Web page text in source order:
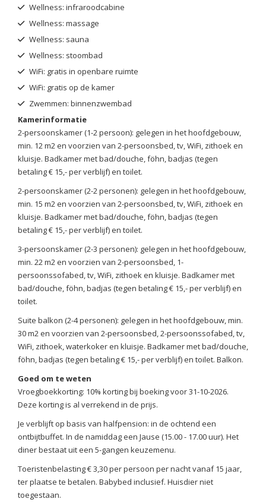
Wellness: infraroodcabine
Wellness: massage
Wellness: sauna
Wellness: stoombad
WiFi: gratis in openbare ruimte
WiFi: gratis op de kamer
Zwemmen: binnenzwembad
Kamerinformatie
2-persoonskamer (1-2 persoon): gelegen in het hoofdgebouw,
min. 12 m2 en voorzien van 2-persoonsbed, tv, WiFi, zithoek en
kluisje. Badkamer met bad/douche, föhn, badjas (tegen
betaling € 15,- per verblijf) en toilet.
2-persoonskamer (2-2 personen): gelegen in het hoofdgebouw,
min. 15 m2 en voorzien van 2-persoonsbed, tv, WiFi, zithoek en
kluisje. Badkamer met bad/douche, föhn, badjas (tegen
betaling € 15,- per verblijf) en toilet.
3-persoonskamer (2-3 personen): gelegen in het hoofdgebouw,
min. 22 m2 en voorzien van 2-persoonsbed, 1-
persoonssofabed, tv, WiFi, zithoek en kluisje. Badkamer met
bad/douche, föhn, badjas (tegen betaling € 15,- per verblijf) en
toilet.
Suite balkon (2-4 personen): gelegen in het hoofdgebouw, min.
30 m2 en voorzien van 2-persoonsbed, 2-persoonssofabed, tv,
WiFi, zithoek, waterkoker en kluisje. Badkamer met bad/douche,
föhn, badjas (tegen betaling € 15,- per verblijf) en toilet. Balkon.
Goed om te weten
Vroegboekkorting: 10% korting bij boeking voor 31-10-2026.
Deze korting is al verrekend in de prijs.
Je verblijft op basis van halfpension: in de ochtend een
ontbijtbuffet. In de namiddag een Jause (15.00 - 17.00 uur). Het
diner bestaat uit een 5-gangen keuzemenu.
Toeristenbelasting € 3,30 per persoon per nacht vanaf 15 jaar,
ter plaatse te betalen. Babybed inclusief. Huisdier niet
toegestaan.